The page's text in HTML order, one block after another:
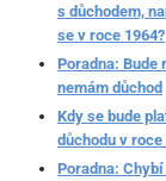
s důchodem,
se v roce 1964?
Poradna: Bude
nemám důchod
Kdy se bude
důchodu v roce
Poradna: